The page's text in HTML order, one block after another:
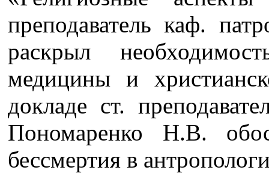
преподаватель каф.
раскрыл
медицины и
докладе ст.
Пономаренко Н.В.
бессмертия в